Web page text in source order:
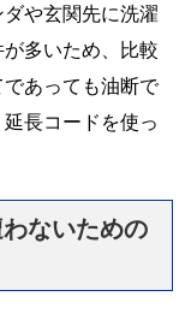
や玄関先に洗濯
多いため、比較
あっても油断で
長コードを使っ
ないための